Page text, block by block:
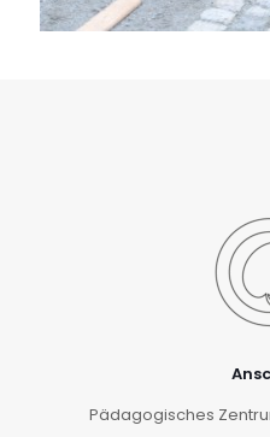
Pädagogisches